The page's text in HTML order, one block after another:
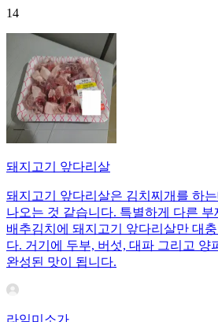
14
돼지고기 앞다리살
돼지고기 앞다리살은 김치찌개를 하
나오는 것 같습니다. 특별하게 다른
배추김치에 돼지고기 앞다리살만 대
다. 거기에 두부, 버섯, 대파 그리고 양
완성된 맛이 됩니다.